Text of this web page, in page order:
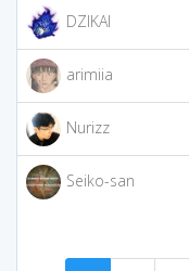
DZIKAI
arimiia
Nurizz
Seiko-san